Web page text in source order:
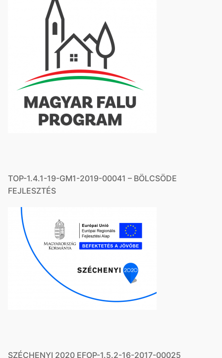
TOP-1.4.1-19-GM1-2019-00041 – BÖLCSÖDE
FEJLESZTÉS
SZÉCHENYI 2020 EFOP-1.5.2-16-2017-00025